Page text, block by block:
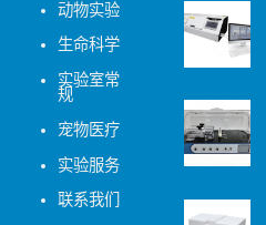
动物实验
生命科学
实验室常
规
宠物医疗
实验服务
联系我们